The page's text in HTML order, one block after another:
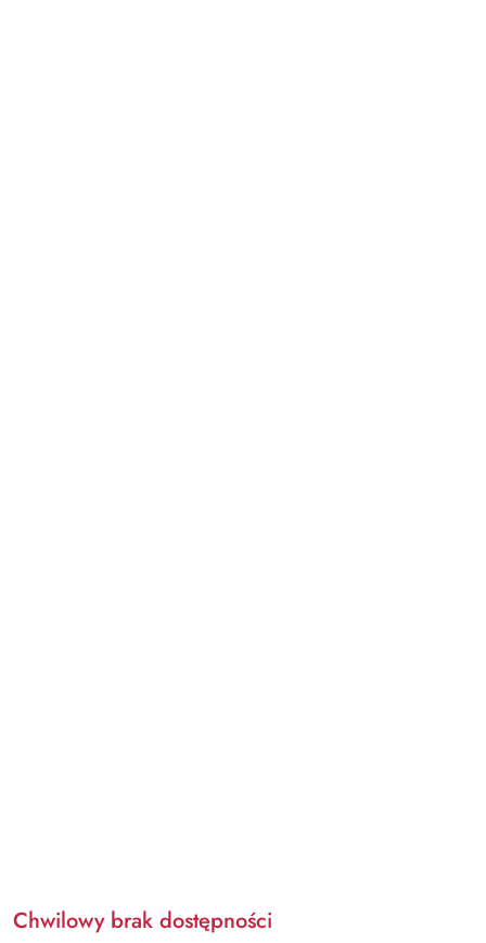
Chwilowy brak dostępności